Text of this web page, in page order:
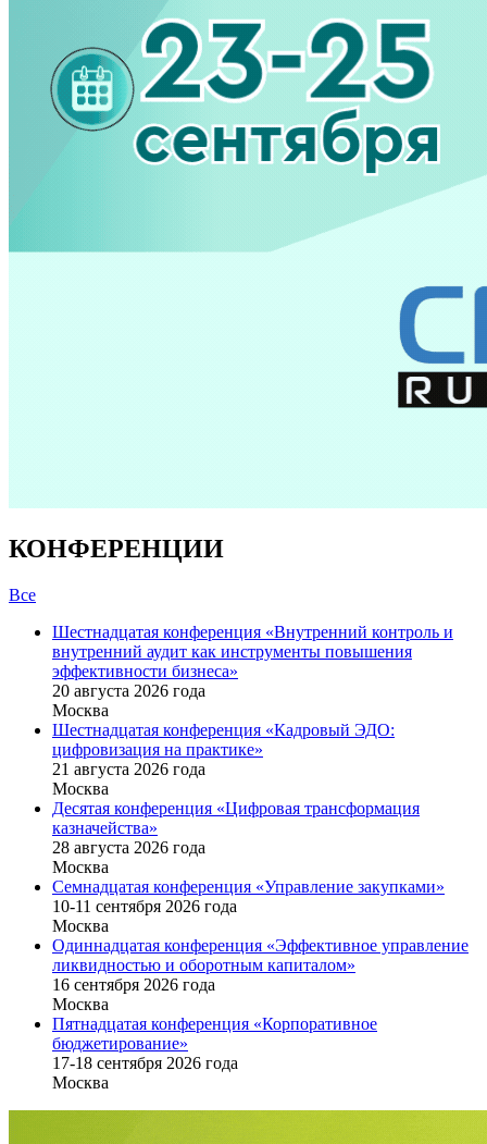
КОНФЕРЕНЦИИ
Все
Шестнадцатая конференция «Внутренний контроль и
внутренний аудит как инструменты повышения
эффективности бизнеса»
20 августа 2026 года
Москва
Шестнадцатая конференция «Кадровый ЭДО:
цифровизация на практике»
21 августа 2026 года
Москва
Десятая конференция «Цифровая трансформация
казначейства»
28 августа 2026 года
Москва
Семнадцатая конференция «Управление закупками»
10-11 сентября 2026 года
Москва
Одиннадцатая конференция «Эффективное управление
ликвидностью и оборотным капиталом»
16 cентября 2026 года
Москва
Пятнадцатая конференция «Корпоративное
бюджетирование»
17-18 сентября 2026 года
Москва